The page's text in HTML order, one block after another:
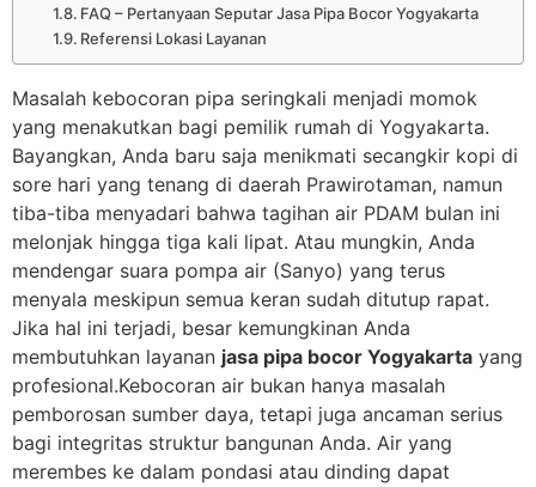
FAQ – Pertanyaan Seputar Jasa Pipa Bocor Yogyakarta
Referensi Lokasi Layanan
Masalah kebocoran pipa seringkali menjadi momok
yang menakutkan bagi pemilik rumah di Yogyakarta.
Bayangkan, Anda baru saja menikmati secangkir kopi di
sore hari yang tenang di daerah Prawirotaman, namun
tiba-tiba menyadari bahwa tagihan air PDAM bulan ini
melonjak hingga tiga kali lipat. Atau mungkin, Anda
mendengar suara pompa air (Sanyo) yang terus
menyala meskipun semua keran sudah ditutup rapat.
Jika hal ini terjadi, besar kemungkinan Anda
membutuhkan layanan jasa pipa bocor Yogyakarta yang
profesional.Kebocoran air bukan hanya masalah
pemborosan sumber daya, tetapi juga ancaman serius
bagi integritas struktur bangunan Anda. Air yang
merembes ke dalam pondasi atau dinding dapat